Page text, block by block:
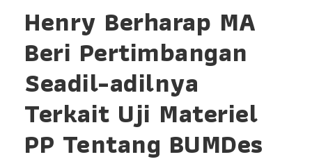
Henry Berharap MA
Beri Pertimbangan
Seadil-adilnya
Terkait Uji Materiel
PP Tentang BUMDes